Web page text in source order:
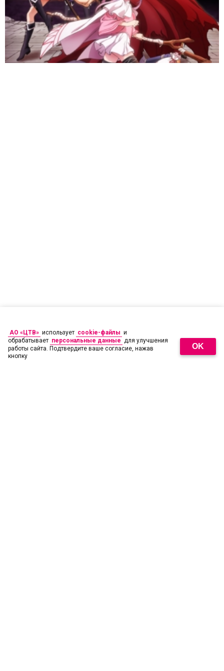
АО «ЦТВ» использует cookie-файлы и
обрабатывает персональные данные для улучшения
работы сайта. Подтвердите ваше согласие, нажав
кнопку
OK